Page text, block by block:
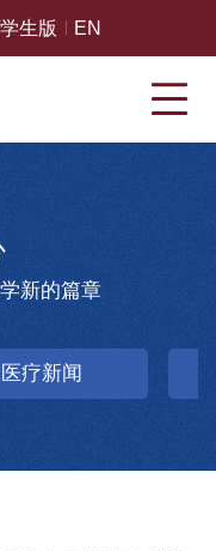
生版 EN
新的篇章
医疗新闻